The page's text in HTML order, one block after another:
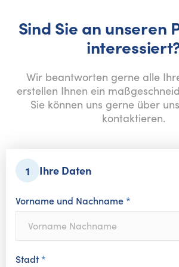
zusätzlich zu den gewünschten
nach IhrenásáIdeen beitragen kann.
Wetters schützen?Bauen Sie eine Pergola.
und Geld für ošetrujúce nátery. Pergolen
frei stehen kann, so dass man sie
Polycarbonat, Sicherheitsglas,
Sind Sie an unseren
Wir beantworten gerne alle
erstellen Ihnen ein
Sie können uns gerne über
kontaktieren.
1 Ihre Daten
Vorname und Nachname *
Stadt *